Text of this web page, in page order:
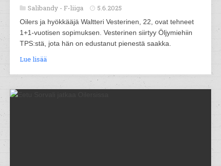
Salibandy - F-liiga 5.6.2025
Oilers ja hyökkääjä Waltteri Vesterinen, 22, ovat tehneet
1+1-vuotisen sopimuksen. Vesterinen siirtyy Öljymiehiin
TPS:stä, jota hän on edustanut pienestä saakka.
Lue lisää